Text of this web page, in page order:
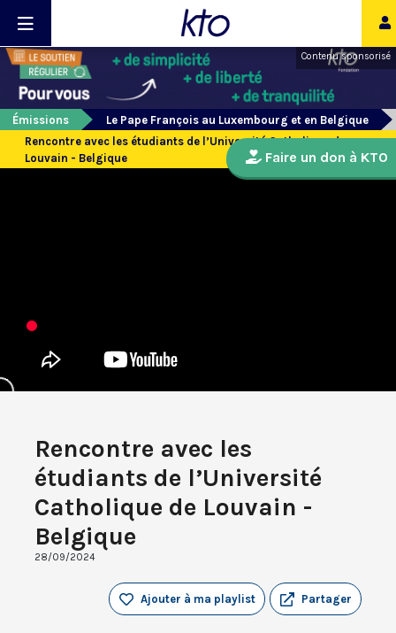
Contenu sponsorisé
Émissions
Le Pape François au Luxembourg et en Belgique
Rencontre avec les étudiants de l’Université Catholique de
Louvain - Belgique
Rencontre avec les
étudiants de l’Université
Catholique de Louvain -
Belgique
28/09/2024
Partager
Ajouter à ma playlist
Faire un don à KTO